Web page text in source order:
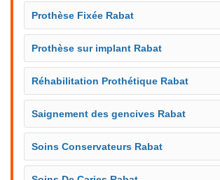
Prothèse Fixée Rabat
Prothèse sur implant Rabat
Réhabilitation Prothétique Rabat
Saignement des gencives Rabat
Soins Conservateurs Rabat